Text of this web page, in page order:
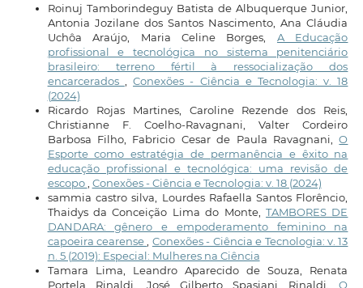
Roinuj Tamborindeguy Batista de Albuquerque Junior,
Antonia Jozilane dos Santos Nascimento, Ana Cláudia
Uchôa Araújo, Maria Celine Borges, A Educação
profissional e tecnológica no sistema penitenciário
brasileiro: terreno fértil à ressocialização dos
encarcerados
,Conexões - Ciência e Tecnologia: v. 18
(2024)
Ricardo Rojas Martines, Caroline Rezende dos Reis,
Christianne F. Coelho-Ravagnani, Valter Cordeiro
Barbosa Filho, Fabricio Cesar de Paula Ravagnani,O
Esporte como estratégia de permanência e êxito na
educação profissional e tecnológica: uma revisão de
escopo Conexões - Ciência e Tecnologia: v. 18 (2024)
sammia castro silva, Lourdes Rafaella Santos Florêncio,
Thaidys da Conceição Lima do Monte,TAMBORES DE
DANDARA: gênero e empoderamento feminino na
capoeira cearense
Conexões - Ciência e Tecnologia: v. 13
n. 5 (2019): Especial: Mulheres na Ciência
Tamara Lima, Leandro Aparecido de Souza, Renata
Portela Rinaldi, José Gilberto Spasiani Rinaldi,O